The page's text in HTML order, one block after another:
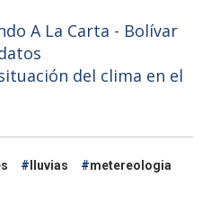
A La Carta - Bolívar
del clima en el
lluvias
metereologia